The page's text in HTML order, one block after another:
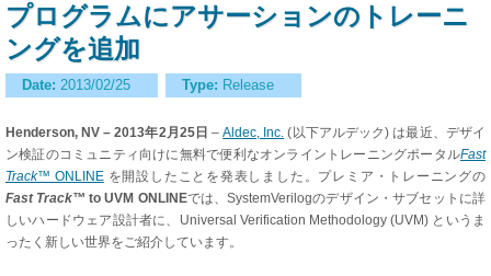
プログラムにアサーションのトレーニ
ングを追加
Date: 2013/02/25 Type: Release
Henderson, NV – 2013年2月25日 –Aldec, Inc. (以下アルデック) は最近、デザイ
ン検証のコミュニティ向けに無料で便利なオンライントレーニングポータルFast
Track™ ONLINEを開設したことを発表しました。プレミア・トレーニングの
Fast Track™to UVM ONLINEでは、SystemVerilogのデザイン・サブセットに詳
しいハードウェア設計者に、Universal Verification Methodology (UVM) というま
ったく新しい世界をご紹介しています。